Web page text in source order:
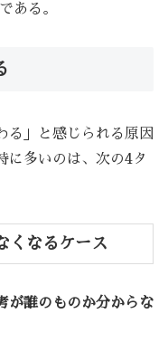
ある。
る」と感じられる原因
に多いのは、次の4タ
くなるケース
が誰のものか分からな